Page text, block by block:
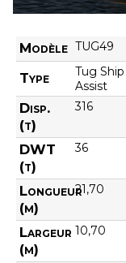
Modèle TUG49
Type
Tug Ship
Assist
Disp.
(t)
316
DWT
(t)
36
Longueur
(m)
21,70
Largeur
(m)
10,70